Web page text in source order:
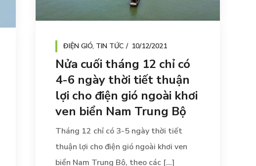
ĐIỆN GIÓ, TIN TỨC 10/12/2021
Nửa cuối tháng 12 chỉ có
4-6 ngày thời tiết thuận
lợi cho điện gió ngoài khơi
ven biển Nam Trung Bộ
Tháng 12 chỉ có 3-5 ngày thời tiết
thuận lợi cho điện gió ngoài khơi ven
biển Nam Trung Bộ, theo các [...]